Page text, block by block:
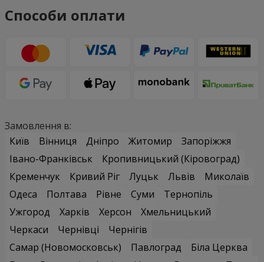
Способи оплати
Замовлення в:
Київ
Вінниця Дніпро Житомир
Запоріжжя
Івано-Франківськ
Кропивницький (Кіровоград)
Кременчук
Кривий Ріг Луцьк Львів
Миколаїв
Одеса
Полтава Рівне Суми
Тернопіль
Ужгород
Харків Херсон
Хмельницький
Черкаси
Чернівці
Чернігів
Самар (Новомосковськ)
Павлоград
Біла Церква